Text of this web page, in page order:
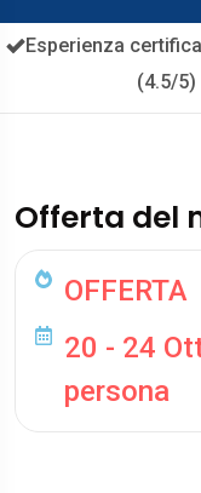
Esperienza
(4.5/5)
Offerta del
OFFERTA
20 - 24
persona